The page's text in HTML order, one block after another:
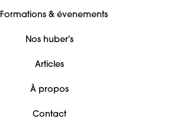
Formations & évenements
Nos huber's
Articles
À propos
Contact